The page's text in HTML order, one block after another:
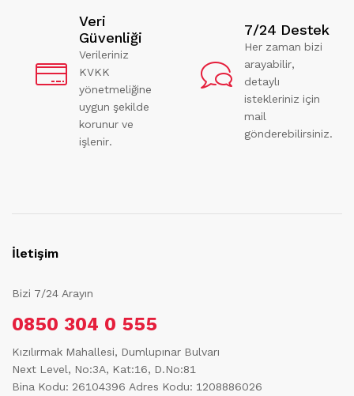
Veri
Güvenliği
Verileriniz
KVKK
yönetmeliğine
uygun şekilde
korunur ve
işlenir.
7/24 Destek
Her zaman bizi
arayabilir,
detaylı
istekleriniz için
mail
gönderebilirsiniz.
İletişim
Bizi 7/24 Arayın
0850 304 0 555
Kızılırmak Mahallesi, Dumlupınar Bulvarı
Next Level, No:3A, Kat:16, D.No:81
Bina Kodu: 26104396 Adres Kodu: 1208886026